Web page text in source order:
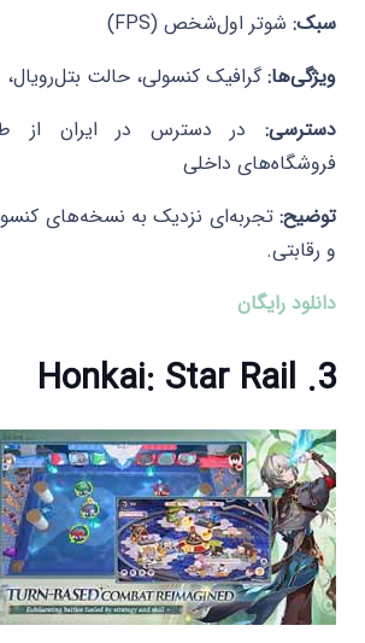
سبک: شوتر اول‌شخص (FPS)
ویژگی‌ها:گرافیک کنسولی، حالت بتل‌رویال،
دسترسی: در دسترس در ایران از
فروشگاه‌های داخلی
توضیح: تجربه‌ای نزدیک به نسخه‌های
و رقابتی.​
دانلود رایگان
3. Honkai: Star Rail